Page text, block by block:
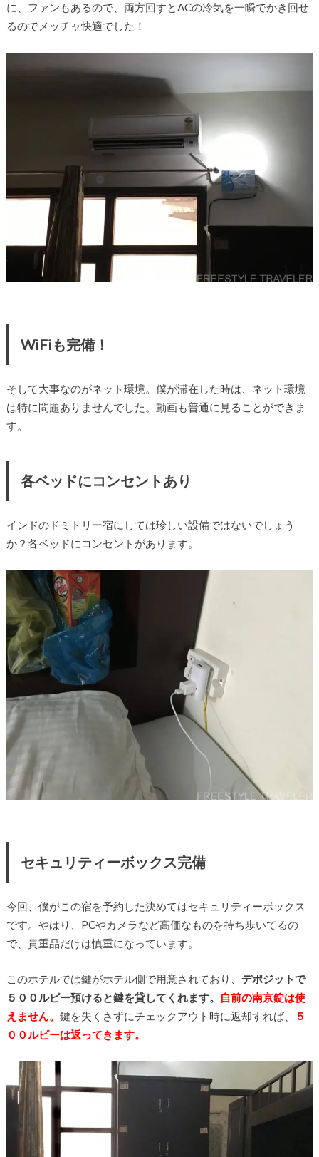
に、ファンもあるので、両方回すとACの冷気を一瞬でかき回せ
るのでメッチャ快適でした！
WiFiも完備！
そして大事なのがネット環境。僕が滞在した時は、ネット環境
は特に問題ありませんでした。動画も普通に見ることができま
す。
各ベッドにコンセントあり
インドのドミトリー宿にしては珍しい設備ではないでしょう
か？各ベッドにコンセントがあります。
セキュリティーボックス完備
今回、僕がこの宿を予約した決めてはセキュリティーボックス
です。やはり、PCやカメラなど高価なものを持ち歩いてるの
で、貴重品だけは慎重になっています。
このホテルでは鍵がホテル側で用意されており、 デポジットで
５００ルピー預けると鍵を貸してくれます。
自前の南京錠は使
えません。 鍵を失くさずにチェックアウト時に返却すれば、
５
００ルピーは返ってきます。